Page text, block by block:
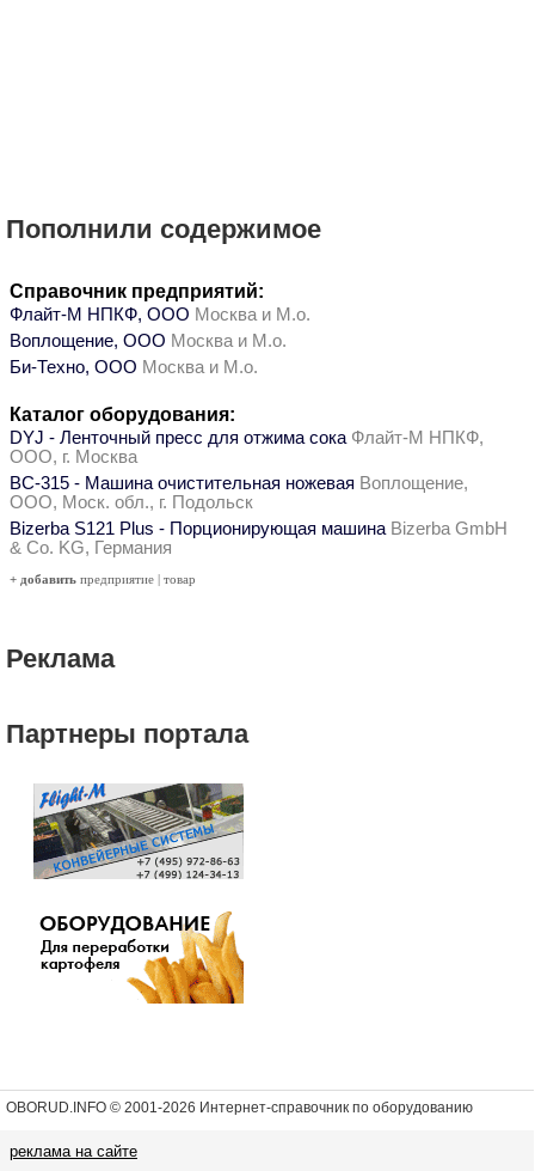
Пополнили содержимое
Справочник предприятий:
Флайт-М НПКФ, ООО Москва и М.о.
Воплощение, ООО Москва и М.о.
Би-Техно, ООО Москва и М.о.
Каталог оборудования:
DYJ - Ленточный пресс для отжима сока Флайт-М НПКФ,
ООО, г. Москва
ВС-315 - Машина очистительная ножевая Воплощение,
ООО, Моск. обл., г. Подольск
Bizerba S121 Plus - Порционирующая машина Bizerba GmbH
& Co. KG, Германия
+ добавить предприятие | товар
Реклама
Партнеры портала
OBORUD.INFO © 2001-2026 Интернет-справочник по оборудованию
реклама на сайте